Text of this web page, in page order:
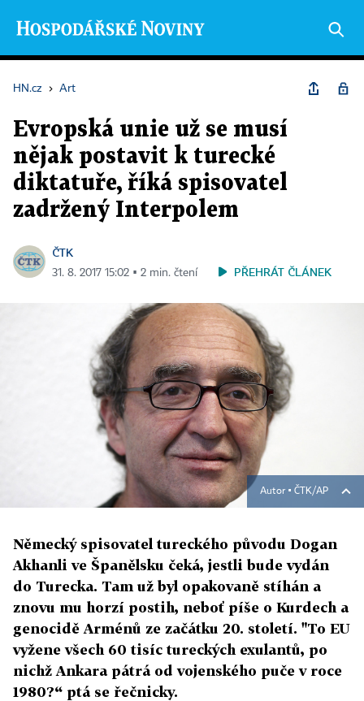
HN.cz › Art
Evropská unie už se musí
nějak postavit k turecké
diktatuře, říká spisovatel
zadržený Interpolem
ČTK
31. 8. 2017 15:02 ▪ 2 min. čtení PŘEHRÁT ČLÁNEK
Autor ▪ ČTK/AP
Německý spisovatel tureckého původu Dogan
Akhanli ve Španělsku čeká, jestli bude vydán
do Turecka. Tam už byl opakovaně stíhán a
znovu mu horzí postih, neboť píše o Kurdech a
genocidě Arménů ze začátku 20. století. "To EU
vyžene všech 60 tisíc tureckých exulantů, po
nichž Ankara pátrá od vojenského puče v roce
1980?“ ptá se řečnicky.